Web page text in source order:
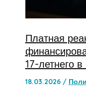
Платная
17-летнего
18.03.2026 /